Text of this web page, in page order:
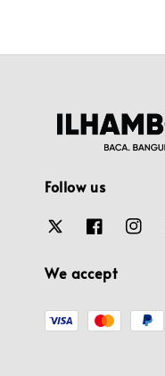
Follow us
We accept